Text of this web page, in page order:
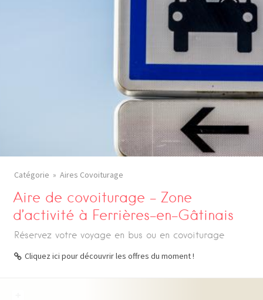
Catégorie Aires Covoiturage
Aire de covoiturage – Zone
d’activité à Ferrières-en-Gâtinais
Réservez votre voyage en bus ou en covoiturage
Cliquez ici pour découvrir les offres du moment !